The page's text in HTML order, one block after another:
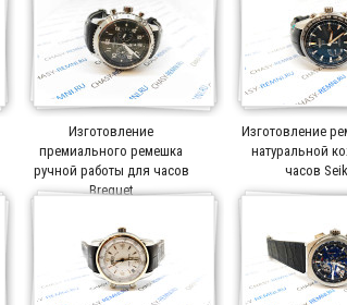
Изготовление
премиального ремешка
ручной работы для часов
Breguet
Изготовление
натуральной
часов